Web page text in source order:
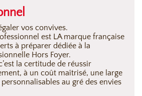
vos convives.
est LA marque française
à préparer dédiée à la
Hors Foyer.
la certitude de réussir
à un coût maîtrisé, une large
au gré des envies